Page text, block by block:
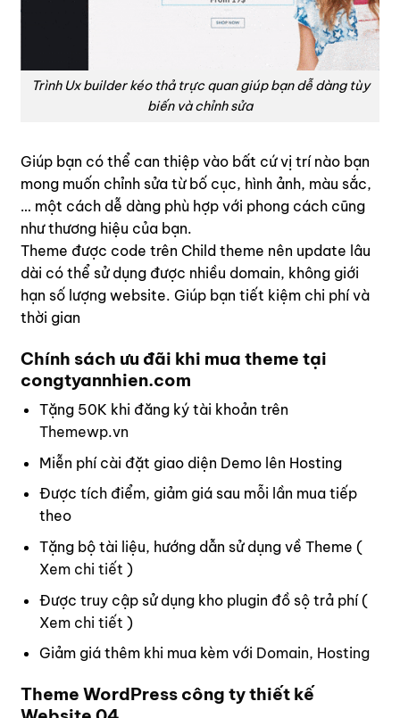
Trình Ux builder kéo thả trực quan giúp bạn dễ dàng tùy
biến và chỉnh sửa
Giúp bạn có thể can thiệp vào bất cứ vị trí nào bạn
mong muốn chỉnh sửa từ bố cục, hình ảnh, màu sắc,
… một cách dễ dàng phù hợp với phong cách cũng
như thương hiệu của bạn.
Theme được code trên Child theme nên update lâu
dài có thể sử dụng được nhiều domain, không giới
hạn số lượng website. Giúp bạn tiết kiệm chi phí và
thời gian
Chính sách ưu đãi khi mua theme tại
congtyannhien.com
Tặng 50K khi đăng ký tài khoản trên
Themewp.vn
Miễn phí cài đặt giao diện Demo lên Hosting
Được tích điểm, giảm giá sau mỗi lần mua tiếp
theo
Tặng bộ tài liệu, hướng dẫn sử dụng về Theme (
Xem chi tiết )
Được truy cập sử dụng kho plugin đồ sộ trả phí (
Xem chi tiết )
Giảm giá thêm khi mua kèm với Domain, Hosting
Theme WordPress công ty thiết kế